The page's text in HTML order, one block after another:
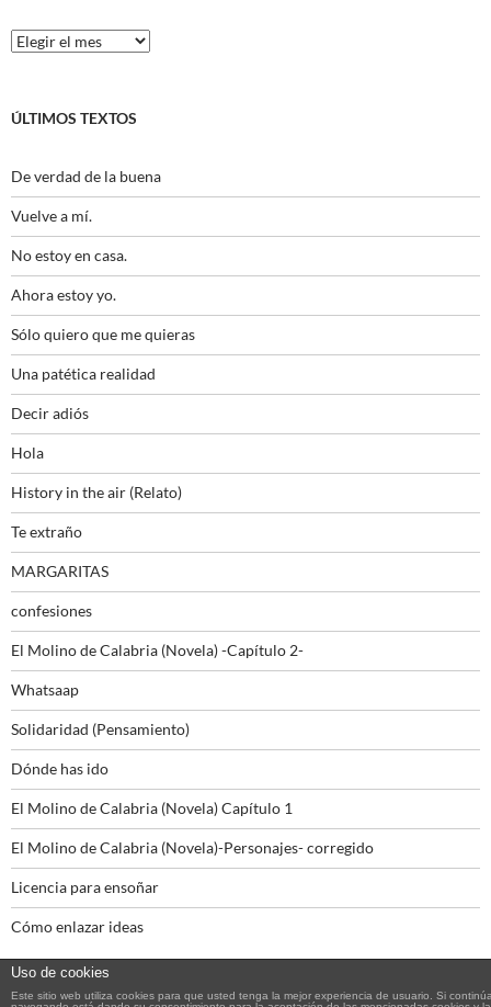
Histórico
ÚLTIMOS TEXTOS
De verdad de la buena
Vuelve a mí.
No estoy en casa.
Ahora estoy yo.
Sólo quiero que me quieras
Una patética realidad
Decir adiós
Hola
History in the air (Relato)
Te extraño
MARGARITAS
confesiones
El Molino de Calabria (Novela) -Capítulo 2-
Whatsaap
Solidaridad (Pensamiento)
Dónde has ido
El Molino de Calabria (Novela) Capítulo 1
El Molino de Calabria (Novela)-Personajes- corregido
Licencia para ensoñar
Cómo enlazar ideas
Uso de cookies
Este sitio web utiliza cookies para que usted tenga la mejor experiencia de usuario. Si